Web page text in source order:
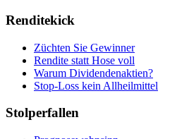
Renditekick
Züchten Sie Gewinner
Rendite statt Hose voll
Warum Dividendenaktien?
Stop-Loss kein Allheilmittel
Stolperfallen